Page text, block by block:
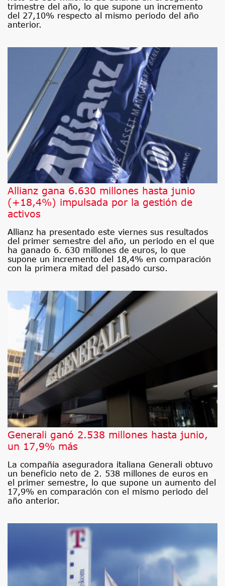
trimestre del año, lo que supone un incremento
del 27,10% respecto al mismo periodo del año
anterior.
Allianz gana 6.630 millones hasta junio
(+18,4%) impulsada por la gestión de
activos
Allianz ha presentado este viernes sus resultados
del primer semestre del año, un periodo en el que
ha ganado 6. 630 millones de euros, lo que
supone un incremento del 18,4% en comparación
con la primera mitad del pasado curso.
Generali ganó 2.538 millones hasta junio,
un 17,9% más
La compañía aseguradora italiana Generali obtuvo
un beneficio neto de 2. 538 millones de euros en
el primer semestre, lo que supone un aumento del
17,9% en comparación con el mismo periodo del
año anterior.